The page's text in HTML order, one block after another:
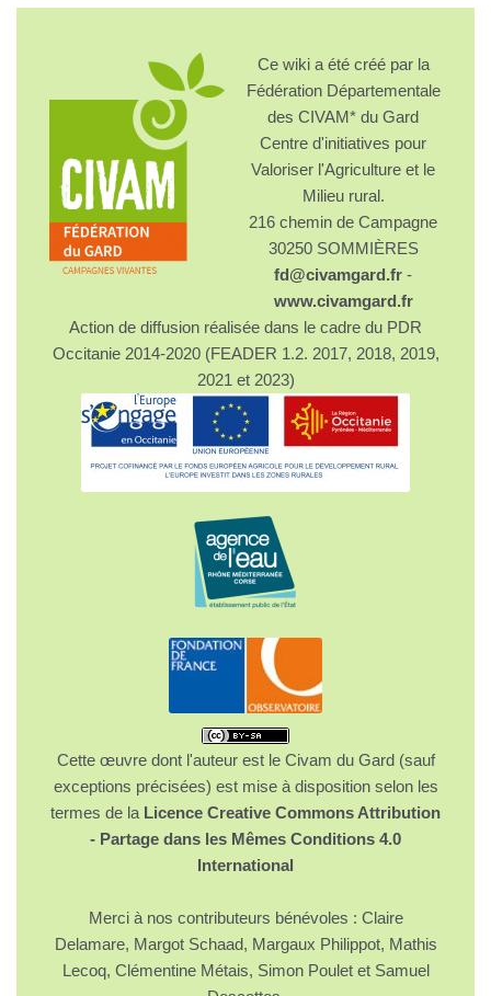
Ce wiki a été créé par la
Fédération Départementale
des CIVAM* du Gard
Centre d'initiatives pour
Valoriser l'Agriculture et le
Milieu rural.
216 chemin de Campagne
30250 SOMMIÈRES
fd@civamgard.fr -
www.civamgard.fr
Action de diffusion réalisée dans le cadre du PDR
Occitanie 2014-2020 (FEADER 1.2. 2017, 2018, 2019,
2021 et 2023)
Cette œuvre dont l'auteur est le Civam du Gard (sauf
exceptions précisées) est mise à disposition selon les
termes de la Licence Creative Commons Attribution
- Partage dans les Mêmes Conditions 4.0
International
Merci à nos contributeurs bénévoles : Claire
Delamare, Margot Schaad, Margaux Philippot, Mathis
Lecoq, Clémentine Métais, Simon Poulet et Samuel